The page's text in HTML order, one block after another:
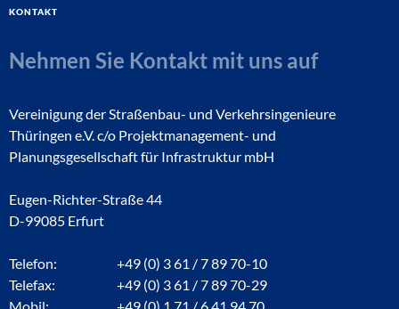
Kontakt
Nehmen Sie Kontakt mit uns auf
Vereinigung der Straßenbau- und Verkehrsingenieure
Thüringen e.V. c/o Projektmanagement- und
Planungsgesellschaft für Infrastruktur mbH
Eugen-Richter-Straße 44
D-99085 Erfurt
Telefon:
+49 (0) 3 61 / 7 89 70-10
Telefax:
+49 (0) 3 61 / 7 89 70-29